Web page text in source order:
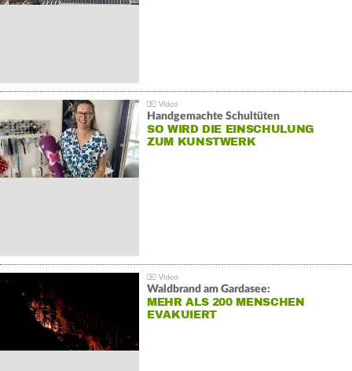
Handgemachte Schultüten
SO WIRD DIE EINSCHULUNG
ZUM KUNSTWERK
Waldbrand am Gardasee:
MEHR ALS 200 MENSCHEN
EVAKUIERT